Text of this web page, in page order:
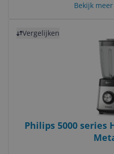
Bekijk
Vergelijken
Philips 5000 series